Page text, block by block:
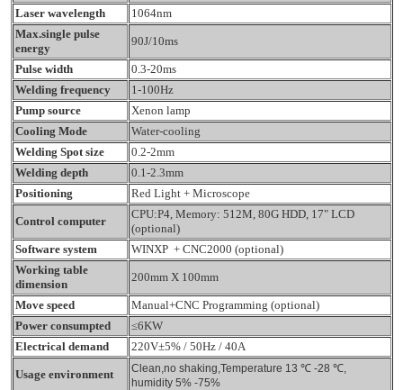
Laser wavelength
1064nm
Max.single pulse
energy
90J/10ms
Pulse width
0.3-20ms
Welding frequency
1-100Hz
Pump source
Xenon lamp
Cooling Mode
Water-cooling
Welding Spot size
0.2-2mm
Welding depth
0.1-2.3mm
Positioning
Red Light + Microscope
Control computer
CPU:P4, Memory: 512M, 80G HDD, 17" LCD
(optional)
Software system
WINXP + CNC2000 (optional)
Working table
dimension
200mm X 100mm
Move speed
Manual+CNC Programming (optional)
Power consumpted
≤6KW
Electrical demand
220V±5% / 50Hz / 40A
Usage environment Clean,no shaking,Temperature 13 ℃ -28 ℃,
humidity 5% -75%